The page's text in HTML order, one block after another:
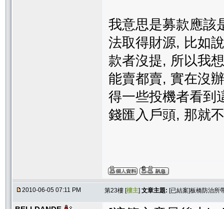
我意思是募款應該
法取得財源, 比如
款者沒提, 所以我
能賣都賣, 實在沒
得一些投機者看到
錢匯入戶頭, 那就
2010-06-05 07:11 PM 第23樓 [樓主] 文章主題: [已結案]板橋防治所